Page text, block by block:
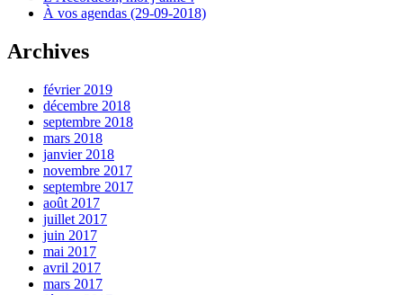
À vos agendas (29-09-2018)
Archives
février 2019
décembre 2018
septembre 2018
mars 2018
janvier 2018
novembre 2017
septembre 2017
août 2017
juillet 2017
juin 2017
mai 2017
avril 2017
mars 2017